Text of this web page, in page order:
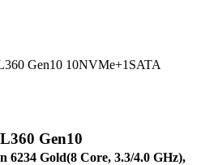
Gen10 10NVMe+1SATA
Gen10
6234 Gold(8 Core, 3.3/4.0 GHz),